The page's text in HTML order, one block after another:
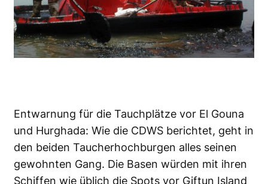
Entwarnung für die Tauchplätze vor El Gouna
und Hurghada: Wie die CDWS berichtet, geht in
den beiden Taucherhochburgen alles seinen
gewohnten Gang. Die Basen würden mit ihren
Schiffen wie üblich die Spots vor Giftun Island